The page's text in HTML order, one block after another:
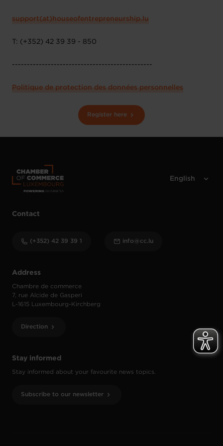
support(at)houseofentrepreneurship.lu
T: (+352) 42 39 39 - 850
-----------------------------------------------
Politique de protection des données personnelles
Register here
Stay informed
Stay informed about your favourite news topics.
Subscribe to our newsletter
Address
Chambre de commerce
7, rue Alcide de Gasperi
L-1615 Luxembourg-Kirchberg
Direction
Contact
(+352) 42 39 39 1 info@cc.lu